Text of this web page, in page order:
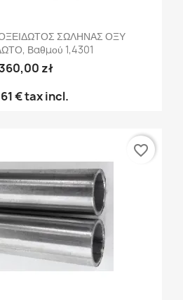
ΣΩΛΗΝΑΣ ΟΞΥ
Βαθμού 1,4301
zł
€tax incl.
favorite_border